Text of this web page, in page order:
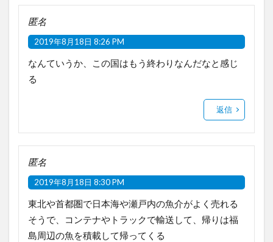
匿名
2019年8月18日 8:26 PM
なんていうか、この国はもう終わりなんだなと感じ
る
返信
匿名
2019年8月18日 8:30 PM
東北や首都圏で日本海や瀬戸内の魚介がよく売れる
そうで、コンテナやトラックで輸送して、帰りは福
島周辺の魚を積載して帰ってくる